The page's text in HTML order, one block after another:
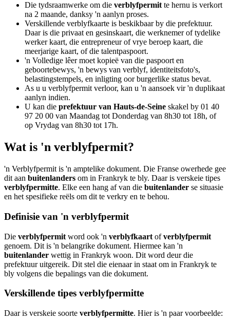
Die tydsraamwerke om die verblyfpermitte hernu is verkort
na 2 maande, danksy 'n aanlyn proses.
Verskillende verblyfkaarte is beskikbaar by die prefektuur.
Daar is die privaat en gesinskaart, die werknemer of tydelike
werker kaart, die entrepreneur of vrye beroep kaart, die
meerjarige kaart, of die talentpaspoort.
'n Volledige lêer moet kopieë van die paspoort en
geboortebewys, 'n bewys van verblyf, identiteitsfoto's,
belastingstempels, en inligting oor burgerlike status bevat.
As u u verblyfpermit verloor, kan u 'n aansoek vir 'n duplikaat
aanlyn indien.
U kan die prefektuur van Hauts-de-Seine skakel by 01 40
97 20 00 van Maandag tot Donderdag van 8h30 tot 18h, of
op Vrydag van 8h30 tot 17h.
Wat is 'n verblyfpermit?
'n Verblyfpermit is 'n amptelike dokument. Die Franse owerhede gee
dit aan buitenlanders om in Frankryk te bly. Daar is verskeie tipes
verblyfpermitte. Elke een hang af van die buitenlander se situasie
en het spesifieke reëls om dit te verkry en te behou.
Definisie van 'n verblyfpermit
Die verblyfpermit word ook 'n verblyfkaart ofverblyfpermit
genoem. Dit is 'n belangrike dokument. Hiermee kan 'n
buitenlander wettig in Frankryk woon. Dit word deur die
prefektuur uitgereik. Dit stel die eienaar in staat om in Frankryk te
bly volgens die bepalings van die dokument.
Verskillende tipes verblyfpermitte
Daar is verskeie soorte verblyfpermitte. Hier is 'n paar voorbeelde: